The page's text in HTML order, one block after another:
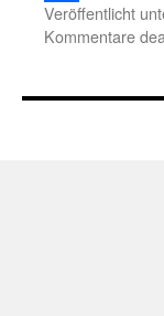
Teilen
Veröffentlicht
Kommentare